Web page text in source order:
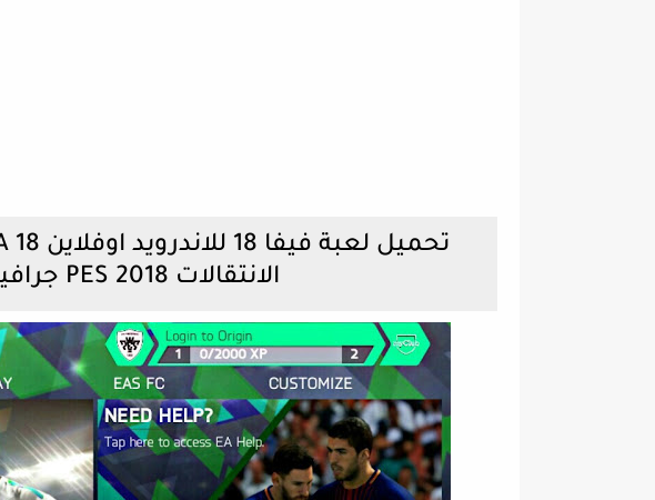
الانتقالات PES 2018 جرافيك خيالي